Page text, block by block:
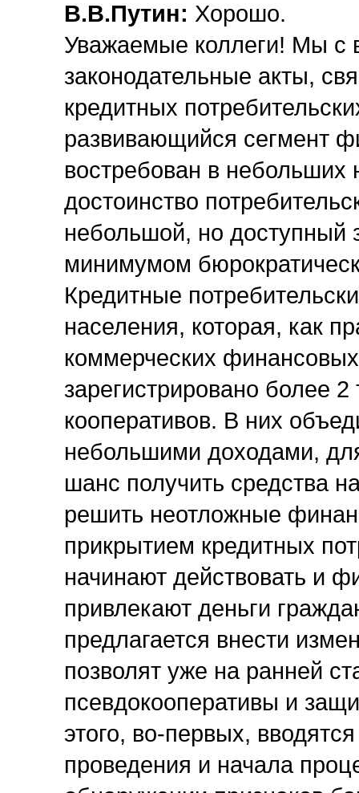
В.В.Путин: Хорошо.
Уважаемые коллеги! Мы с
законодательные акты,
кредитных
развивающийся сегмент
востребован в небольших
достоинство
небольшой, но доступный
минимумом
Кредитные
населения, которая, как
коммерческих
зарегистрировано более
кооперативов. В них
небольшими доходами,
шанс получить средства
решить неотложные
прикрытием кредитных
начинают действовать и
привлекают деньги
предлагается внести
позволят уже на ранней
псевдокооперативы и
этого, во-первых,
проведения и начала